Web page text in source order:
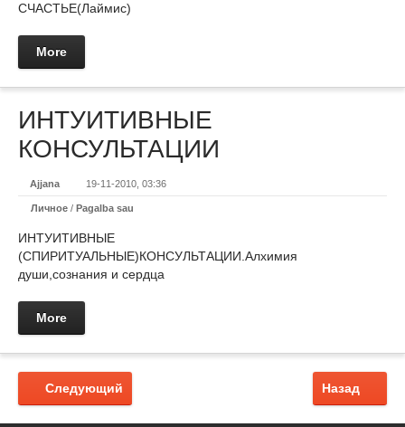
СЧАСТЬЕ(Лаймис)
More
ИНТУИТИВНЫЕ
КОНСУЛЬТАЦИИ
Ajjana 19-11-2010, 03:36
Личное / Pagalba sau
ИНТУИТИВНЫЕ
(СПИРИТУАЛЬНЫЕ)КОНСУЛЬТАЦИИ.Алхимия
души,сознания и сердца
More
Назад
Следующий